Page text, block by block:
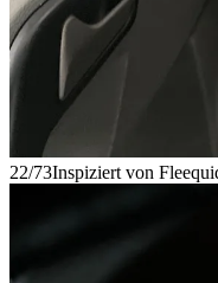
22/73Inspiziert von